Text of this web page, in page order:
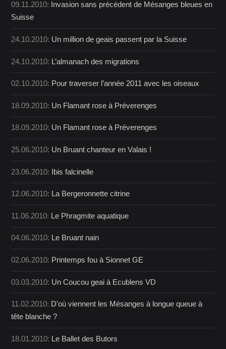
09.11.2010:
Invasion sans précédent de Mésanges bleues en
Suisse
24.10.2010: Un million de geais passent par la Suisse
24.10.2010: L’almanach des migrations
02.10.2010: Pour traverser l’année 2011 avec les oiseaux
18.09.2010: Un Flamant rose à Préverenges
18.09.2010: Un Flamant rose à Préverenges
25.06.2010: Un Bruant chanteur en Valais !
23.06.2010: Ibis falcinelle
12.06.2010: La Bergeronnette citrine
11.06.2010: Le Phragmite aquatique
04.06.2010: Le Bruant nain
02.06.2010: Printemps fou à Sionnet GE
03.03.2010: Un Coucou geai à Ecublens VD
11.02.2010: D’où viennent les Mésanges à longue queue à
tête blanche ?
18.01.2010: Le Ballet des Butors